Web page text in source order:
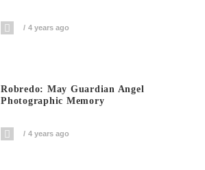
4 years ago
Robredo: May Guardian Angel
Photographic Memory
4 years ago